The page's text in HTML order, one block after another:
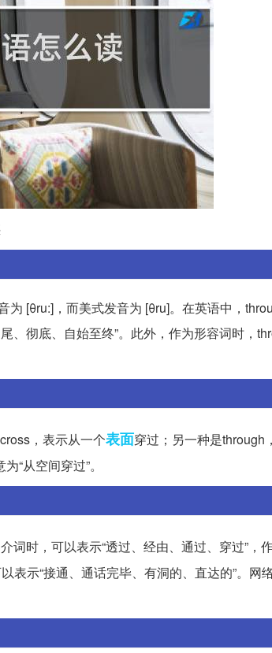
[θru:]，而美式发音为 [θru]。在英语中，
、彻底、自始至终”。此外，作为形容词时，
，表示从一个表面穿过；另一种是through
“从空间穿过”。
时，可以表示“透过、经由、通过、穿过”，
表示“接通、通话完毕、有洞的、直达的”。